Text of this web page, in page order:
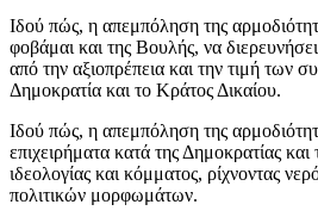
Ιδού πώς, η απεμπόληση της
φοβάμαι και της Βουλής, να
από την αξιοπρέπεια και την τιμή των
Δημοκρατία και το Κράτος Δικαίου.
Ιδού πώς, η απεμπόληση της
επιχειρήματα κατά της Δημοκρατίας
ιδεολογίας και κόμματος, ρίχνοντας
πολιτικών μορφωμάτων.